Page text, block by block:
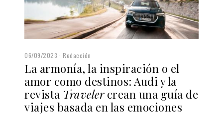
06/09/2023 Redacción
La armonía, la inspiración o el
amor como destinos: Audi y la
revista Travelercrean una guía de
viajes basada en las emociones